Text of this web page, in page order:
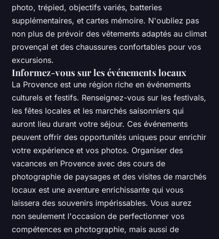
photo, trépied, objectifs variés, batteries
supplémentaires, et cartes mémoire. N'oubliez pas
non plus de prévoir des vêtements adaptés au climat
provençal et des chaussures confortables pour vos
excursions.
Informez-vous sur les événements locaux
La Provence est une région riche en événements
culturels et festifs. Renseignez-vous sur les festivals,
les fêtes locales et les marchés saisonniers qui
auront lieu durant votre séjour. Ces événements
peuvent offrir des opportunités uniques pour enrichir
votre expérience et vos photos. Organiser des
vacances en Provence avec des cours de
photographie de paysages et des visites de marchés
locaux est une aventure enrichissante qui vous
laissera des souvenirs impérissables. Vous aurez
non seulement l'occasion de perfectionner vos
compétences en photographie, mais aussi de